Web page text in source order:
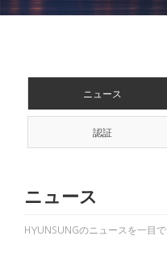
ニュース
認証
ニュース
HYUNSUNGのニュースを一目で